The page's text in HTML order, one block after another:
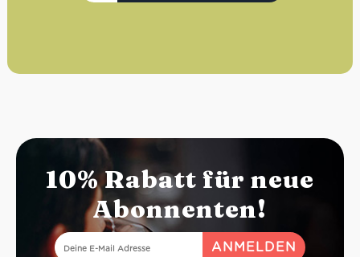
10% Rabatt für neue
Abonnenten!